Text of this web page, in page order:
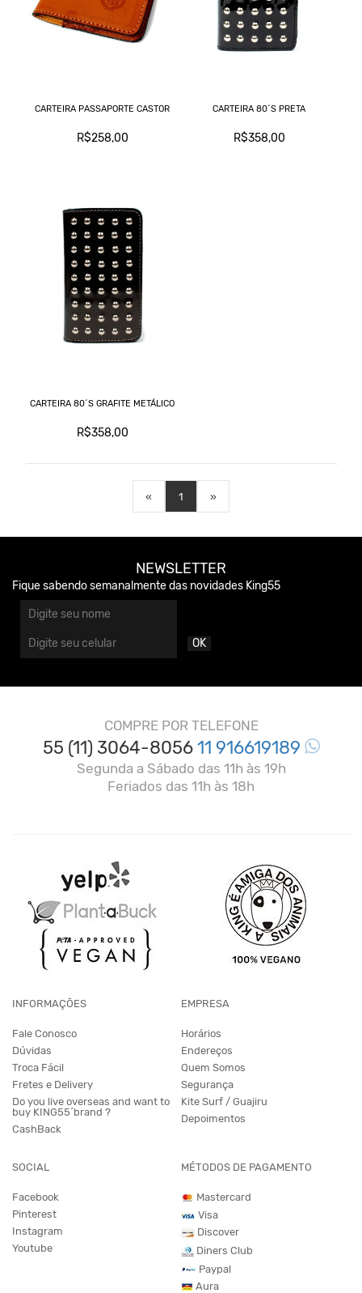
CARTEIRA PASSAPORTE CASTOR
R$258,00
CARTEIRA 80´S PRETA
R$358,00
CARTEIRA 80´S GRAFITE METÁLICO
R$358,00
« 1 »
NEWSLETTER
Fique sabendo semanalmente das novidades King55
OK
COMPRE POR TELEFONE
55 (11) 3064-805611 916619189
Segunda a Sábado das 11h às 19h
Feriados das 11h às 18h
INFORMAÇÕES
Fale Conosco
Dúvidas
Troca Fácil
Fretes e Delivery
Do you live overseas and want to
buy KING55´brand ?
CashBack
EMPRESA
Horários
Endereços
Quem Somos
Segurança
Kite Surf / Guajiru
Depoimentos
SOCIAL
Facebook
Pinterest
Instagram
Youtube
MÉTODOS DE PAGAMENTO
Mastercard
Visa
Discover
Diners Club
Paypal
Aura